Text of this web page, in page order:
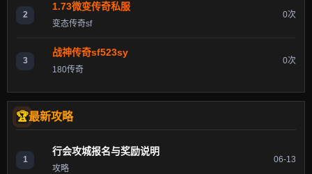
2
1.73微变传奇私服
变态传奇sf
0次
3
战神传奇sf523sy
180传奇
0次
最新攻略
1
行会攻城报名与奖励说明
攻略
06-13